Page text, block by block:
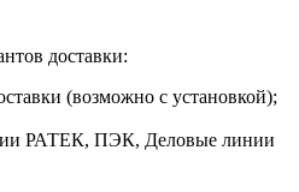
доставки:
(возможно с установкой);
РАТЕК, ПЭК, Деловые линии